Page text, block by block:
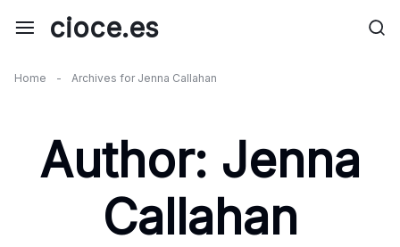
cioce.es
Home - Archives for Jenna Callahan
Author: Jenna
Callahan